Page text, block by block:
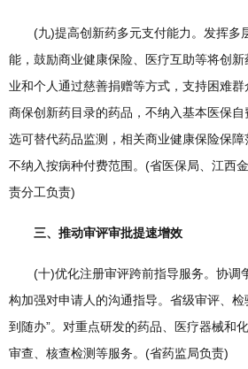
(九)提高创新药多元支付能力。发挥多
能，鼓励商业健康保险、医疗互助等将创
业和个人通过慈善捐赠等方式，支持困难
商保创新药目录的药品，不纳入基本医保
选可替代药品监测，相关商业健康保险保
不纳入按病种付费范围。(省医保局、江西
责分工负责)
三、推动审评审批提速增效
(十)优化注册审评跨前指导服务。协调
构加强对申请人的沟通指导。省级审评、
到随办”。对重点研发的药品、医疗器械和
审查、核查检测等服务。(省药监局负责)